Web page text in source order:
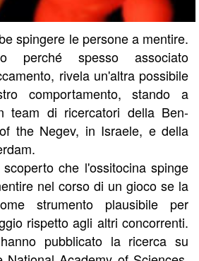
spingere le persone a mentire.
perché spesso associato
rivela un'altra possibile
comportamento, stando a
team di ricercatori della Ben-
the Negev, in Israele, e della
che l'ossitocina spinge
nel corso di un gioco se la
strumento plausibile per
rispetto agli altri concorrenti.
pubblicato la ricerca su